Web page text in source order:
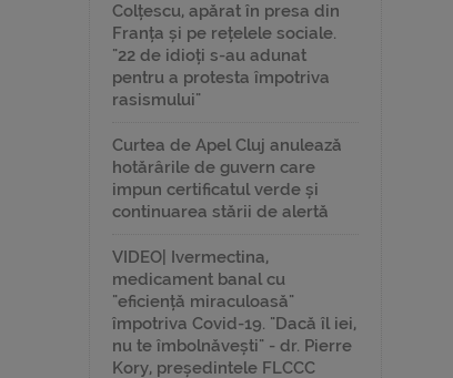
Colțescu, apărat în presa din
Franța și pe rețelele sociale.
"22 de idioți s-au adunat
pentru a protesta împotriva
rasismului"
Curtea de Apel Cluj anulează
hotărârile de guvern care
impun certificatul verde și
continuarea stării de alertă
VIDEO| Ivermectina,
medicament banal cu
"eficiență miraculoasă"
împotriva Covid-19. "Dacă îl iei,
nu te îmbolnăvești" - dr. Pierre
Kory, președintele FLCCC